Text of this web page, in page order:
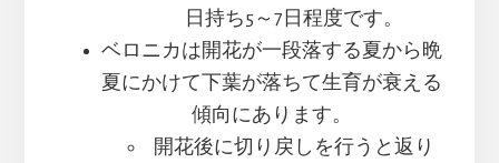
日持ち5～7日程度です。
ベロニカは開花が一段落する夏から晩
夏にかけて下葉が落ちて生育が衰える
傾向にあります。
開花後に切り戻しを行うと返り